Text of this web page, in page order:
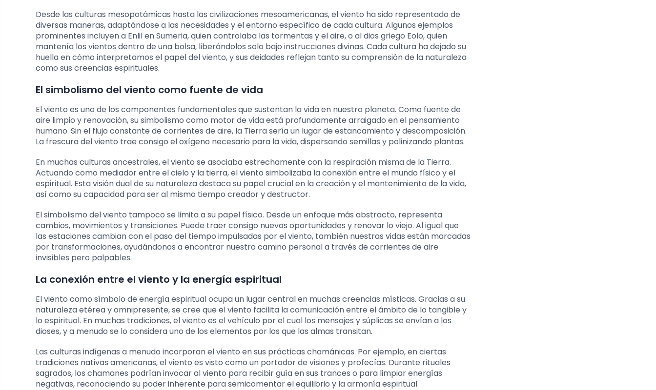
Desde las culturas mesopotámicas hasta las civilizaciones mesoamericanas, el viento ha sido representado de
diversas maneras, adaptándose a las necesidades y el entorno específico de cada cultura. Algunos ejemplos
prominentes incluyen a Enlil en Sumeria, quien controlaba las tormentas y el aire, o al dios griego Eolo, quien
mantenía los vientos dentro de una bolsa, liberándolos solo bajo instrucciones divinas. Cada cultura ha dejado su
huella en cómo interpretamos el papel del viento, y sus deidades reflejan tanto su comprensión de la naturaleza
como sus creencias espirituales.
El simbolismo del viento como fuente de vida
El viento es uno de los componentes fundamentales que sustentan la vida en nuestro planeta. Como fuente de
aire limpio y renovación, su simbolismo como motor de vida está profundamente arraigado en el pensamiento
humano. Sin el flujo constante de corrientes de aire, la Tierra sería un lugar de estancamiento y descomposición.
La frescura del viento trae consigo el oxígeno necesario para la vida, dispersando semillas y polinizando plantas.
En muchas culturas ancestrales, el viento se asociaba estrechamente con la respiración misma de la Tierra.
Actuando como mediador entre el cielo y la tierra, el viento simbolizaba la conexión entre el mundo físico y el
espiritual. Esta visión dual de su naturaleza destaca su papel crucial en la creación y el mantenimiento de la vida,
así como su capacidad para ser al mismo tiempo creador y destructor.
El simbolismo del viento tampoco se limita a su papel físico. Desde un enfoque más abstracto, representa
cambios, movimientos y transiciones. Puede traer consigo nuevas oportunidades y renovar lo viejo. Al igual que
las estaciones cambian con el paso del tiempo impulsadas por el viento, también nuestras vidas están marcadas
por transformaciones, ayudándonos a encontrar nuestro camino personal a través de corrientes de aire
invisibles pero palpables.
La conexión entre el viento y la energía espiritual
El viento como símbolo de energía espiritual ocupa un lugar central en muchas creencias místicas. Gracias a su
naturaleza etérea y omnipresente, se cree que el viento facilita la comunicación entre el ámbito de lo tangible y
lo espiritual. En muchas tradiciones, el viento es el vehículo por el cual los mensajes y súplicas se envían a los
dioses, y a menudo se lo considera uno de los elementos por los que las almas transitan.
Las culturas indígenas a menudo incorporan el viento en sus prácticas chamánicas. Por ejemplo, en ciertas
tradiciones nativas americanas, el viento es visto como un portador de visiones y profecías. Durante rituales
sagrados, los chamanes podrían invocar al viento para recibir guía en sus trances o para limpiar energías
negativas, reconociendo su poder inherente para semicomentar el equilibrio y la armonía espiritual.